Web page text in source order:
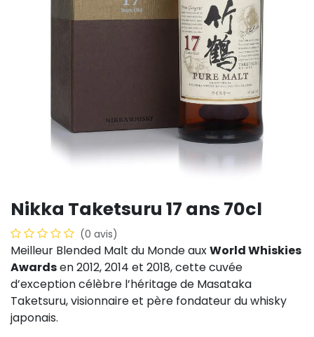
Nikka Taketsuru 17 ans 70cl
(0 avis)
Meilleur Blended Malt du Monde auxWorld Whiskies
Awardsen 2012, 2014 et 2018, cette cuvée
d’exception célèbre l’héritage de Masataka
Taketsuru, visionnaire et père fondateur du whisky
japonais.